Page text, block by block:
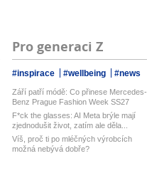
Pro generaci Z
#inspirace #wellbeing #news
Září patří módě: Co přinese Mercedes-
Benz Prague Fashion Week SS27
F*ck the glasses: AI Meta brýle mají
zjednodušit život, zatím ale děla...
Víš, proč ti po mléčných výrobcích
možná nebývá dobře?